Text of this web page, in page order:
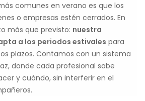
comunes en verano es que los
o empresas estén cerrados. En
más que previsto: nuestra
a los periodos estivales para
plazos. Contamos con un sistema
donde cada profesional sabe
y cuándo, sin interferir en el